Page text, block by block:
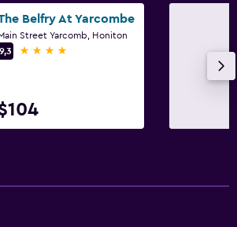
Belfry At Yarcombe
Street Yarcomb, Honiton
9,3
4 estrellas